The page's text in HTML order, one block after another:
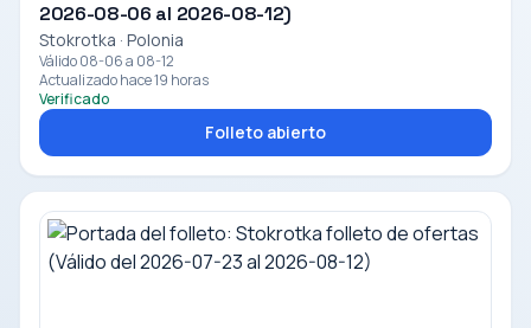
2026-08-06 al 2026-08-12)
Stokrotka · Polonia
Válido 08-06 a 08-12
Actualizado hace 19 horas
Verificado
Folleto abierto